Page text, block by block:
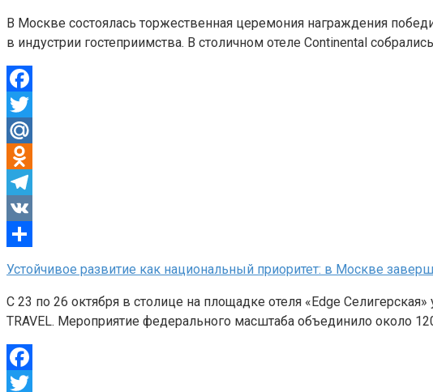
В Москве состоялась торжественная церемония награждения
в индустрии гостеприимства. В столичном отеле Continental
Facebook
Twitter
Mail.Ru
Odnoklassniki
Telegram
VK
Устойчивое развитие как национальный приоритет: в Москве
С 23 по 26 октября в столице на площадке отеля «Edge
TRAVEL. Мероприятие федерального масштаба объединило около
Facebook